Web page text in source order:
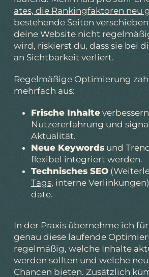
ates, die Rankingfaktoren neu
bestehende Seiten
deine Website nicht
wird, riskierst du, dass sie bei
an Sichtbarkeit verliert.
Regelmäßige Optimierung
mehrfach aus:
Frische Inhalteverbessern
Nutzererfahrung und
Aktualität.
Neue Keywordsund
flexibel integriert werden.
Technisches SEO
Tags, interne
date.
In der Praxis übernehme ich
genau diese laufende
regelmäßig, welche Inhalte
werden sollten und welche
Chancen bieten. Zusätzlich